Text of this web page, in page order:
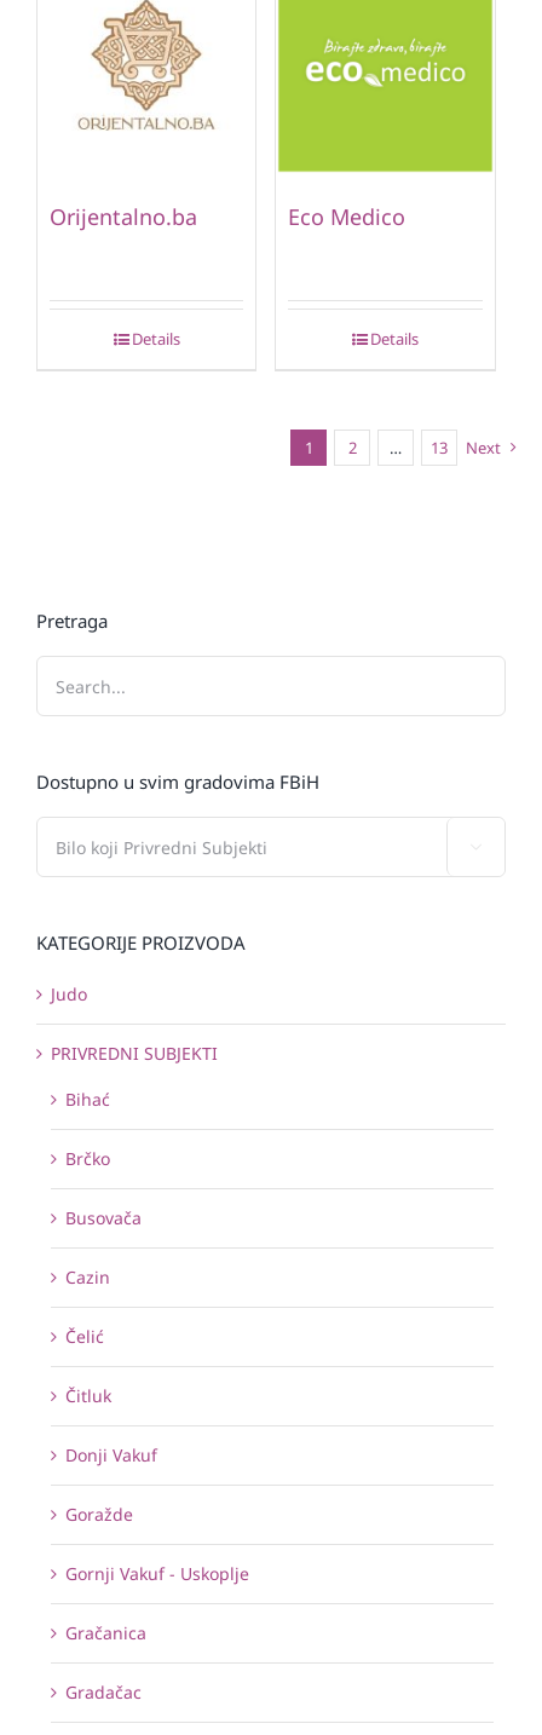
Orijentalno.ba
Details
Eco Medico
Details
1 2 … 13 Next
Pretraga
Dostupno u svim gradovima FBiH
KATEGORIJE PROIZVODA
Judo
PRIVREDNI SUBJEKTI
Bihać
Brčko
Busovača
Cazin
Čelić
Čitluk
Donji Vakuf
Goražde
Gornji Vakuf - Uskoplje
Gračanica
Gradačac